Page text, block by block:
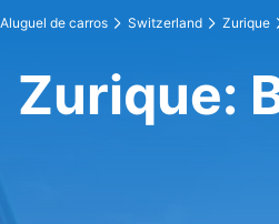
Aluguel de carros Switzerland Zurique
Zurique: